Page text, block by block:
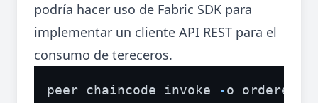
podría hacer uso de Fabric SDK para
implementar un cliente API REST para el
consumo de tereceros.
peer chaincode invoke -o